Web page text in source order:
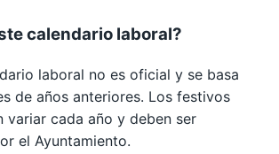
calendario laboral?
laboral no es oficial y se basa
de años anteriores. Los festivos
variar cada año y deben ser
el Ayuntamiento.